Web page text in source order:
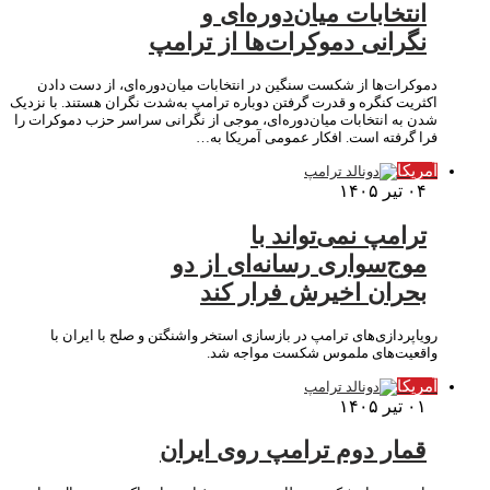
انتخابات میان‌دوره‌ای و
نگرانی دموکرات‌ها از ترامپ
دموکرات‌ها از شکست سنگین در انتخابات میان‌دوره‌ای، از دست دادن
اکثریت کنگره و قدرت گرفتن دوباره ترامپ به‌شدت نگران هستند. با نزدیک
شدن به انتخابات میان‌دوره‌ای، موجی از نگرانی سراسر حزب دموکرات را
فرا گرفته است. افکار عمومی آمریکا به…
آمریکا
۰۴ تیر ۱۴۰۵
ترامپ نمی‌تواند با
موج‌سواری رسانه‌ای از دو
بحران اخیرش فرار کند
رویاپردازی‌های ترامپ در بازسازی استخر واشنگتن و صلح با ایران با
واقعیت‌های ملموس شکست مواجه شد.
آمریکا
۰۱ تیر ۱۴۰۵
قمار دوم ترامپ روی ایران